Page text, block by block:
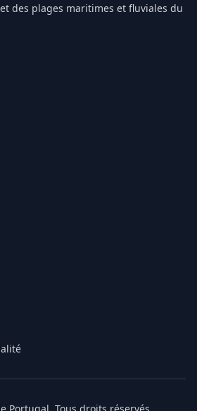
des plages maritimes et fluviales du
Portugal. Tous droits réservés.